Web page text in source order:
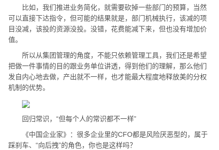
比如，我们推进业务简化，就需要砍掉一些部门的预算，当然
可以直接下达指令，但可能的结果就是，部门机械执行，该减的项
目没减，该投的资源没投。没错，花费能减下来，但也没有增加价
值。
所以从集团管理的角度，不能只依赖管理工具，我们还是希望
把做一件事情的目的跟业务单位讲透，得到他们的理解，那么他们
发自内心地去做，产出就不一样，也才能最大程度地释放美的分权
机制的优势。
回归常识，“但每个人的常识都不一样”
《中国企业家》：很多企业里的CFO都是风险厌恶型的，属于
踩刹车、“向后拽”的角色，你也是这样吗？